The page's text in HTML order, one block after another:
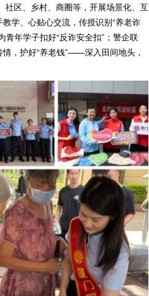
区、乡村、商圈等，开展场景化、互
学、心贴心交流，传授识别“养老诈
年学子扣好“反诈安全扣”；警企联
，护好“养老钱”——深入田间地头，